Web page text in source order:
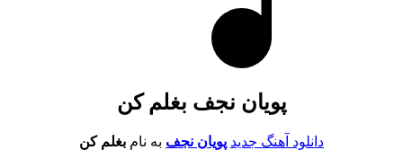
پویان نجف بغلم کن
دانلود آهنگ جدید پویان نجف به نام بغلم کن